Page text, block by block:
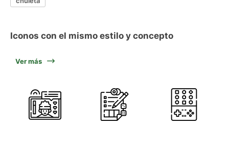
Iconos con el mismo estilo y concepto
Ver más